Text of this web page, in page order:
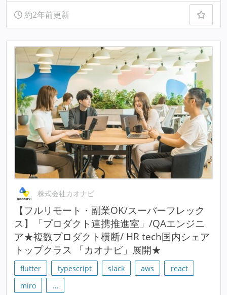
約2年前更新
株式会社カオナビ
【フルリモート・副業OK/スーパーフレック
ス】「プロダクト連携推進室」/QAエンジニ
ア★複数プロダクト横断/ HR tech国内シェア
トップクラス 「カオナビ」展開★
flutter typescript slack aws
react
miro
…